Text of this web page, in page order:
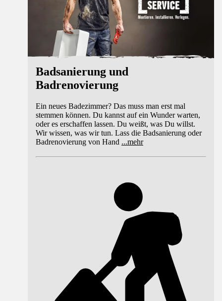
Badsanierung und
Badrenovierung
Ein neues Badezimmer? Das muss man erst mal
stemmen können. Du kannst auf ein Wunder warten,
oder es erschaffen lassen. Du weißt, was Du willst.
Wir wissen, was wir tun. Lass die Badsanierung oder
Badrenovierung von Hand ...mehr